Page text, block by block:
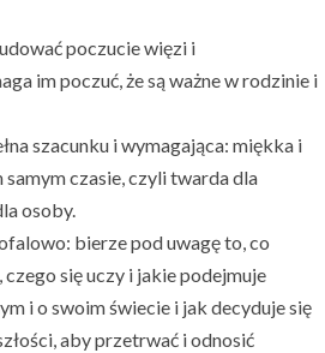
poczucie więzi i
im poczuć, że są ważne w rodzinie i
szacunku i wymagająca: miękka i
czasie, czyli twarda dla
osoby.
bierze pod uwagę to, co
się uczy i jakie podejmuje
i o swoim świecie i jak decyduje się
aby przetrwać i odnosić